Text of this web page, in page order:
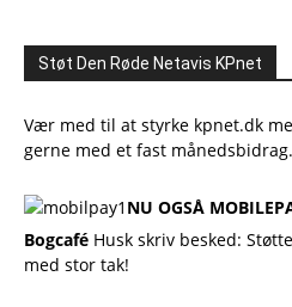
Støt Den Røde Netavis KPnet
Vær med til at styrke kpnet.dk
gerne med et fast månedsbidrag.
NU OGSÅ
Bogcafé Husk skriv besked:
med stor tak!